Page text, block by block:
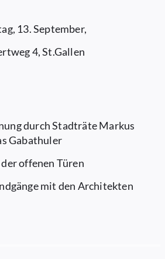
13. September,
4, St.Gallen
durch Stadträte Markus
Gabathuler
offenen Türen
mit den Architekten